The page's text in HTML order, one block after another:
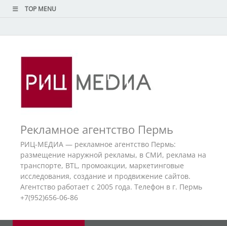
TOP MENU
Рекламное агентство Пермь
РИЦ-МЕДИА — рекламное агентство Пермь:
размещение наружной рекламы, в СМИ, реклама на
транспорте, BTL, промоакции, маркетинговые
исследования, создание и продвижение сайтов.
Агентство работает с 2005 года. Телефон в г. Пермь
+7(952)656-06-86